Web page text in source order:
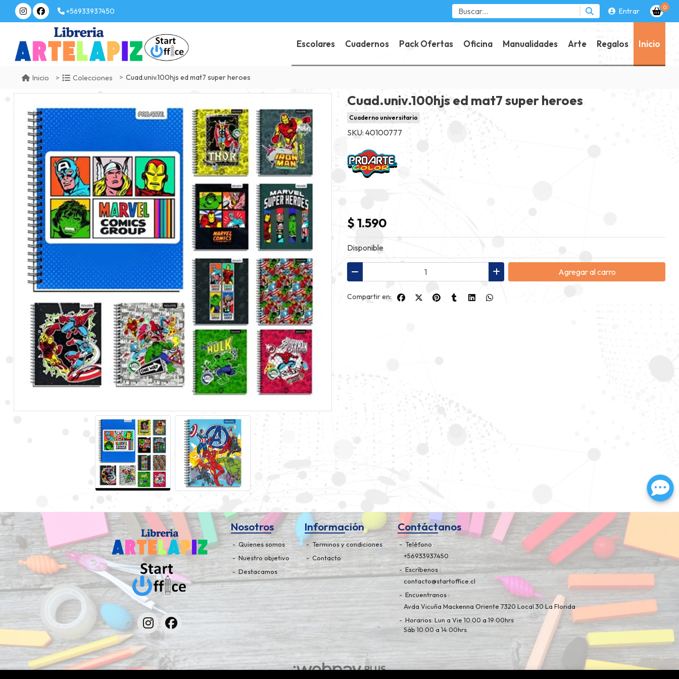
+56933937450 Entrar 0
Escolares Cuadernos Pack Ofertas Oficina Manualidades Arte Regalos Inicio
Inicio Colecciones Cuad.univ.100hjs ed mat7 super heroes
Cuad.univ.100hjs ed mat7 super heroes
Cuaderno universitario
SKU: 40100777
$ 1.590
Disponible
Agregaral carro
Compartir en:
Nosotros
Quienes somos
Nuestro objetivo
Destacamos
Información
Terminos y condiciones
Contacto
Contáctanos
Teléfono
+56933937450
Escríbenos
contacto@startoffice.cl
Encuentranos
Avda Vicuña Mackenna Oriente 7320 Local 30 La Florida
Horarios: Lun a Vie 10:00 a 19:00hrs
Sáb 10:00 a 14:00hrs